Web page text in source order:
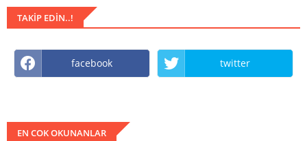
TAKIP EDIN..!
facebook twitter
EN COK OKUNANLAR